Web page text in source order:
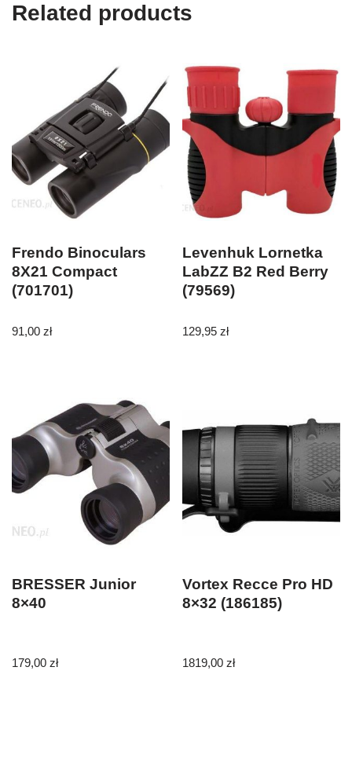
Related products
Frendo Binoculars
8X21 Compact
(701701)
91,00 zł
Levenhuk Lornetka
LabZZ B2 Red Berry
(79569)
129,95zł
BRESSER Junior
8×40
179,00 zł
Vortex Recce Pro HD
8×32 (186185)
1819,00zł